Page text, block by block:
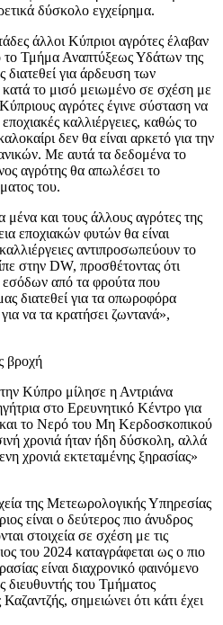
δύσκολο εγχείρημα.
άλλοι Κύπριοι αγρότες έλαβαν
το Τμήμα Αναπτύξεως Υδάτων της
διατεθεί για άρδευση των
κατά το μισό μειωμένο σε σχέση με
αγρότες έγινε σύσταση να
καλλιέργειες, καθώς το
δεν θα είναι αρκετό για την
Με αυτά τα δεδομένα το
αγρότης θα απωλέσει το
του.
μένα και τους άλλους αγρότες της
εποχιακών φυτών θα είναι
αντιπροσωπεύουν το
στην DW, προσθέτοντας ότι
εσόδων από τα φρούτα που
διατεθεί για τα οπωροφόρα
να τα κρατήσει ζωντανά»,
βροχή
Κύπρο μίλησε η Αντριάνα
στο Ερευνητικό Κέντρο για
το Νερό του Μη Κερδοσκοπικού
χρονιά ήταν ήδη δύσκολη, αλλά
χρονιά εκτεταμένης ξηρασίας»
της Μετεωρολογικής Υπηρεσίας
είναι ο δεύτερος πιο άνυδρος
στοιχεία σε σχέση με τις
του 2024 καταγράφεται ως ο πιο
είναι διαχρονικό φαινόμενο
του Τμήματος
σημειώνει ότι κάτι έχει